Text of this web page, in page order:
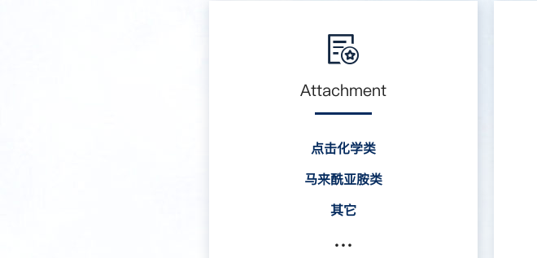
Attachment
点击化学类
马来酰亚胺类
其它